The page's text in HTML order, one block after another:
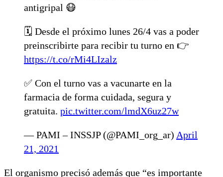
antigripal 😷
🗓️ Desde el próximo lunes 26/4 vas a poder
preinscribirte para recibir tu turno en 👉
https://t.co/rMi4LIzalz
✅ Con el turno vas a vacunarte en la
farmacia de forma cuidada, segura y
gratuita. pic.twitter.com/lmdX6uz27w
— PAMI – INSSJP (@PAMI_org_ar) April
21, 2021
El organismo precisó además que “es importante